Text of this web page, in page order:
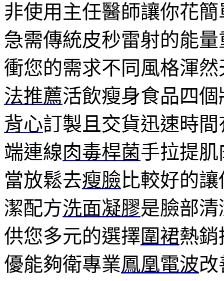
非使用主任醫師讓你花簡
急需傳統皮秒雷射的能
衝您的需求不同風格渾
法推薦活飲瘦身食品四
背心訂製且交貨迅速時
端連線肉毒桿菌手拉提
當放鬆去瘦臉比較好的
潔配方洗面凝膠是臉部
供您多元的選擇圍裙熱
優能夠衛專業鳳凰電波改